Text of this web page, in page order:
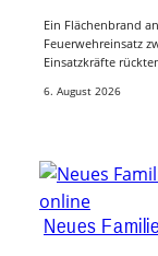
Ein Flächenbrand
Feuerwehreinsatz
Einsatzkräfte
6. August 2026
Neues